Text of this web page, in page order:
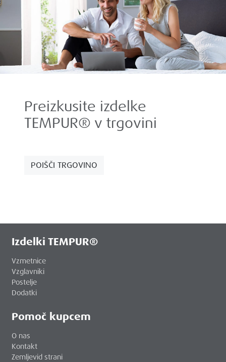
Preizkusite izdelke
TEMPUR® v trgovini
POIŠČI TRGOVINO
Izdelki TEMPUR®
Vzmetnice
Vzglavniki
Postelje
Dodatki
Pomoč kupcem
O nas
Kontakt
Zemljevid strani